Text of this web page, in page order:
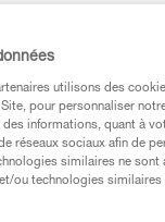
sur
avec
SRS).
dans ce conseil
utilisons des
pour personnaliser
informations, quant à
réseaux sociaux afin de
similaires ne
ou technologies